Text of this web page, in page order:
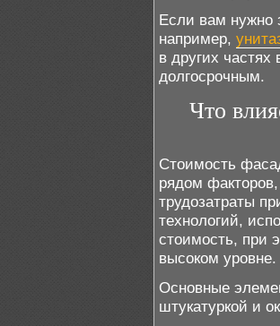
Если вам нужно
например,
в других
долгосрочным.
Что
Стоимость
рядом
трудозатраты
технологий,
стоимость, при
высоком уровне.
Основные
штукатуркой и